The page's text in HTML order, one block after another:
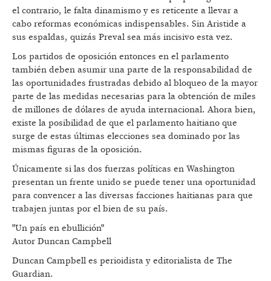
el contrario, le falta dinamismo y es reticente a llevar a
cabo reformas económicas indispensables. Sin Aristide a
sus espaldas, quizás Preval sea más incisivo esta vez.
Los partidos de oposición entonces en el parlamento
también deben asumir una parte de la responsabilidad de
las oportunidades frustradas debido al bloqueo de la mayor
parte de las medidas necesarias para la obtención de miles
de millones de dólares de ayuda internacional. Ahora bien,
existe la posibilidad de que el parlamento haitiano que
surge de estas últimas elecciones sea dominado por las
mismas figuras de la oposición.
Únicamente si las dos fuerzas políticas en Washington
presentan un frente unido se puede tener una oportunidad
para convencer a las diversas facciones haitianas para que
trabajen juntas por el bien de su país.
"Un país en ebullición"
Autor Duncan Campbell
Duncan Campbell es perioidista y editorialista de The
Guardian.